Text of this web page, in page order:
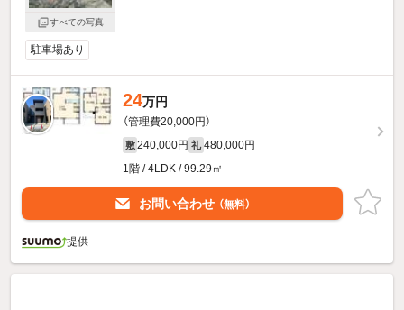
すべての写真
駐車場あり
24万円
（管理費20,000円）
敷 240,000円 礼 480,000円
1階 / 4LDK / 99.29㎡
お問い合わせ （無料）
提供